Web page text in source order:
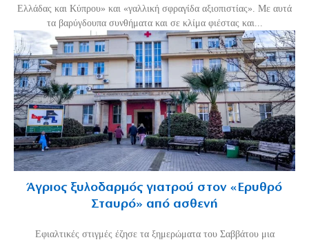
Ελλάδας και Κύπρου» και «γαλλική σφραγίδα αξιοπιστίας». Με αυτά
τα βαρύγδουπα συνθήματα και σε κλίμα φιέστας και...
Άγριος ξυλοδαρμός γιατρού στον «Ερυθρό
Σταυρό» από ασθενή
Εφιαλτικές στιγμές έζησε τα ξημερώματα του Σαββάτου μια